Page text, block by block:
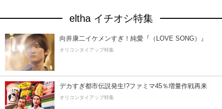
eltha イチオシ特集
向井康二イケメンすぎ！純愛『（LOVE SONG）』
オリコンタイアップ特集
デカすぎ都市伝説発生!?ファミマ45％増量作戦再来
オリコンタイアップ特集